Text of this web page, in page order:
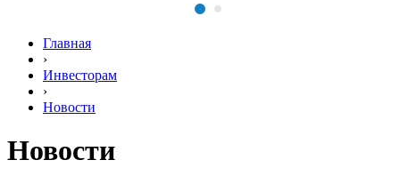
Главная
›
Инвесторам
›
Новости
Новости